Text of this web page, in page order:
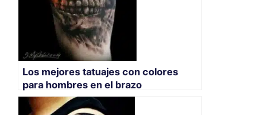
Los mejores tatuajes con colores
para hombres en el brazo